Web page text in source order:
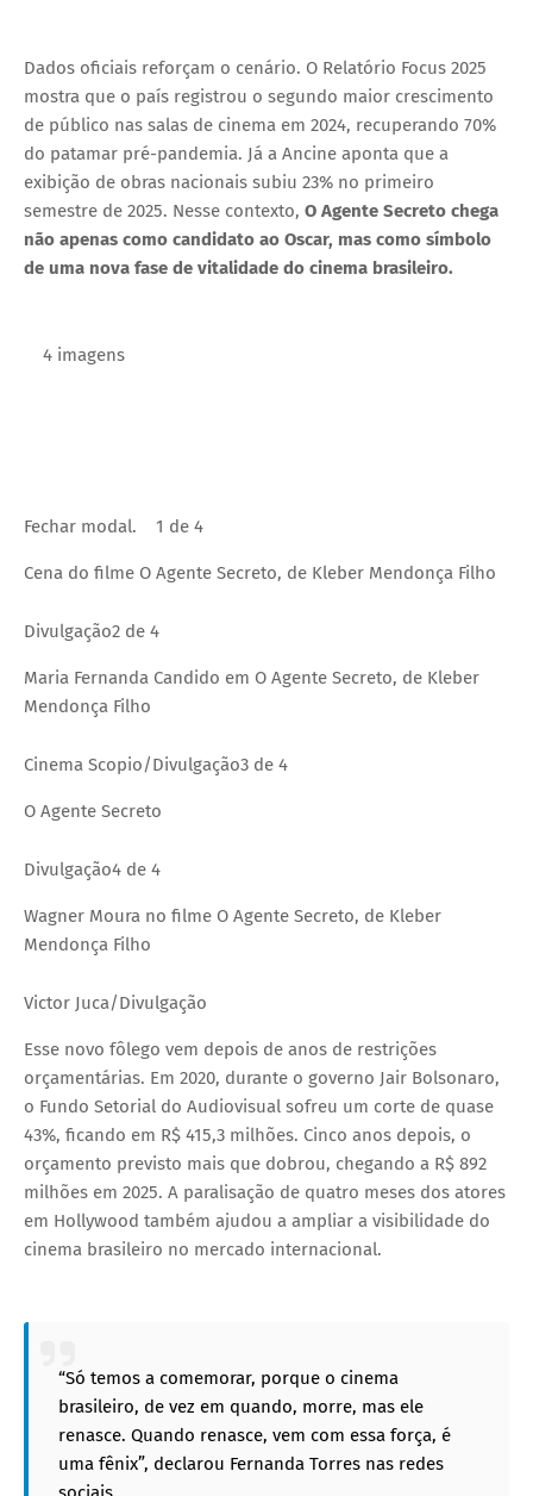
Dados oficiais reforçam o cenário. O Relatório Focus 2025
mostra que o país registrou o segundo maior crescimento
de público nas salas de cinema em 2024, recuperando 70%
do patamar pré-pandemia. Já a Ancine aponta que a
exibição de obras nacionais subiu 23% no primeiro
semestre de 2025. Nesse contexto, O Agente Secreto chega
não apenas como candidato ao Oscar, mas como símbolo
de uma nova fase de vitalidade do cinema brasileiro.
4 imagens
Fechar modal. 1 de 4
Cena do filme O Agente Secreto, de Kleber Mendonça Filho
Divulgação2 de 4
Maria Fernanda Candido em O Agente Secreto, de Kleber
Mendonça Filho
Cinema Scopio/Divulgação3 de 4
O Agente Secreto
Divulgação4 de 4
Wagner Moura no filme O Agente Secreto, de Kleber
Mendonça Filho
Victor Juca/Divulgação
Esse novo fôlego vem depois de anos de restrições
orçamentárias. Em 2020, durante o governo Jair Bolsonaro,
o Fundo Setorial do Audiovisual sofreu um corte de quase
43%, ficando em R$ 415,3 milhões. Cinco anos depois, o
orçamento previsto mais que dobrou, chegando a R$ 892
milhões em 2025. A paralisação de quatro meses dos atores
em Hollywood também ajudou a ampliar a visibilidade do
cinema brasileiro no mercado internacional.
“Só temos a comemorar, porque o cinema
brasileiro, de vez em quando, morre, mas ele
renasce. Quando renasce, vem com essa força, é
uma fênix”, declarou Fernanda Torres nas redes